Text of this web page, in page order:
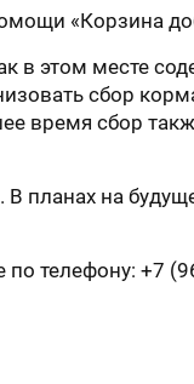
«Корзина
в этом месте
сбор
время сбор
планах на
по телефону: +7